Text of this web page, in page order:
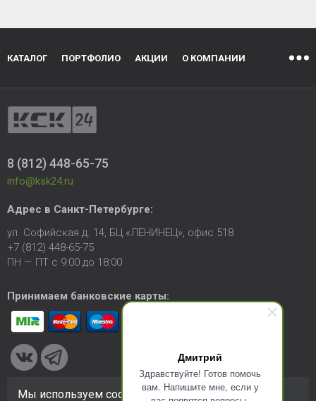
Дмитрий
Здравствуйте! Готов помочь
вам. Напишите мне, если у
КАТАЛОГ ПОРТФОЛИО АКЦИИ О КОМПАНИИ
8 (812) 448-65-75
info@ksk24.ru
Адрес в Санкт-Петербурге:
ул. Софийская д. 14, БЦ «ЛЕНИНЕЦ», офис 518
+7 (812) 448-65-75
ПН — ПТ с 9:00 до 18:00
Принимаем банковские карты:
Мы используем cookie-файлы для улучшения